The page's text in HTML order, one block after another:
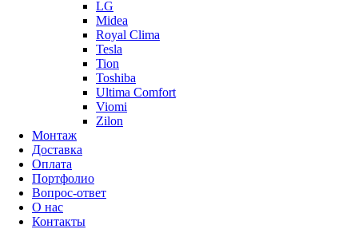
LG
Midea
Royal Clima
Tesla
Tion
Toshiba
Ultima Comfort
Viomi
Zilon
Монтаж
Доставка
Оплата
Портфолио
Вопрос-ответ
О нас
Контакты